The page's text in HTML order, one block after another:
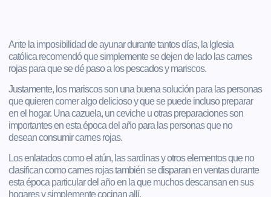
Ante la imposibilidad de ayunar durante tantos días, la Iglesia
católica recomendó que simplemente se dejen de lado las carnes
rojas para que se dé paso a los pescados y mariscos.
Justamente, los mariscos son una buena solución para las personas
que quieren comer algo delicioso y que se puede incluso preparar
en el hogar. Una cazuela, un ceviche u otras preparaciones son
importantes en esta época del año para las personas que no
desean consumir carnes rojas.
Los enlatados como el atún, las sardinas y otros elementos que no
clasifican como carnes rojas también se disparan en ventas durante
esta época particular del año en la que muchos descansan en sus
hogares y simplemente cocinan allí.